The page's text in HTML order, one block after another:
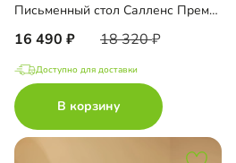
Письменный стол Салленс Премиум
16 490 18 320
Доступно для доставки
В корзину